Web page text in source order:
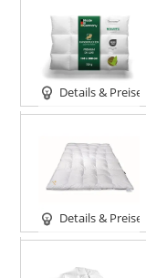
Details & Preise
Details & Preise